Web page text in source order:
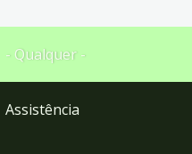
- Qualquer -
Assistência